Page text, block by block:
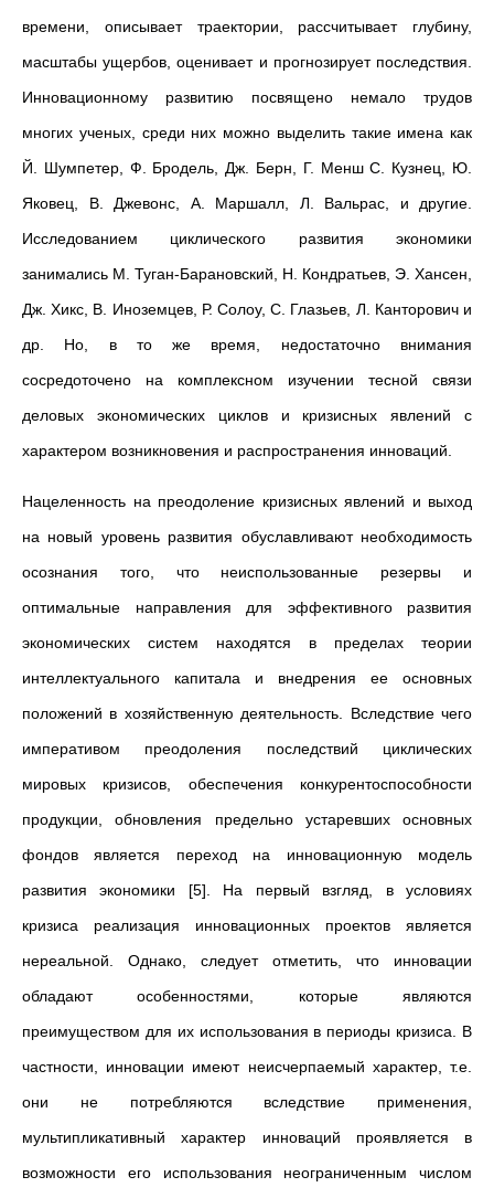
времени, описывает траектории, рассчитывает глубину,
масштабы ущербов, оценивает и прогнозирует последствия.
Инновационному развитию посвящено немало трудов
многих ученых, среди них можно выделить такие имена как
Й. Шумпетер, Ф. Бродель, Дж. Берн, Г. Менш С. Кузнец, Ю.
Яковец, В. Джевонс, А. Маршалл, Л. Вальрас, и другие.
Исследованием циклического развития экономики
занимались М. Туган-Барановский, Н. Кондратьев, Э. Хансен,
Дж. Хикс, В. Иноземцев, Р. Солоу, С. Глазьев, Л. Канторович и
др. Но, в то же время, недостаточно внимания
сосредоточено на комплексном изучении тесной связи
деловых экономических циклов и кризисных явлений с
характером возникновения и распространения инноваций.
Нацеленность на преодоление кризисных явлений и выход
на новый уровень развития обуславливают необходимость
осознания того, что неиспользованные резервы и
оптимальные направления для эффективного развития
экономических систем находятся в пределах теории
интеллектуального капитала и внедрения ее основных
положений в хозяйственную деятельность. Вследствие чего
императивом преодоления последствий циклических
мировых кризисов, обеспечения конкурентоспособности
продукции, обновления предельно устаревших основных
фондов является переход на инновационную модель
развития экономики [5]. На первый взгляд, в условиях
кризиса реализация инновационных проектов является
нереальной. Однако, следует отметить, что инновации
обладают особенностями, которые являются
преимуществом для их использования в периоды кризиса. В
частности, инновации имеют неисчерпаемый характер, т.е.
они не потребляются вследствие применения,
мультипликативный характер инноваций проявляется в
возможности его использования неограниченным числом